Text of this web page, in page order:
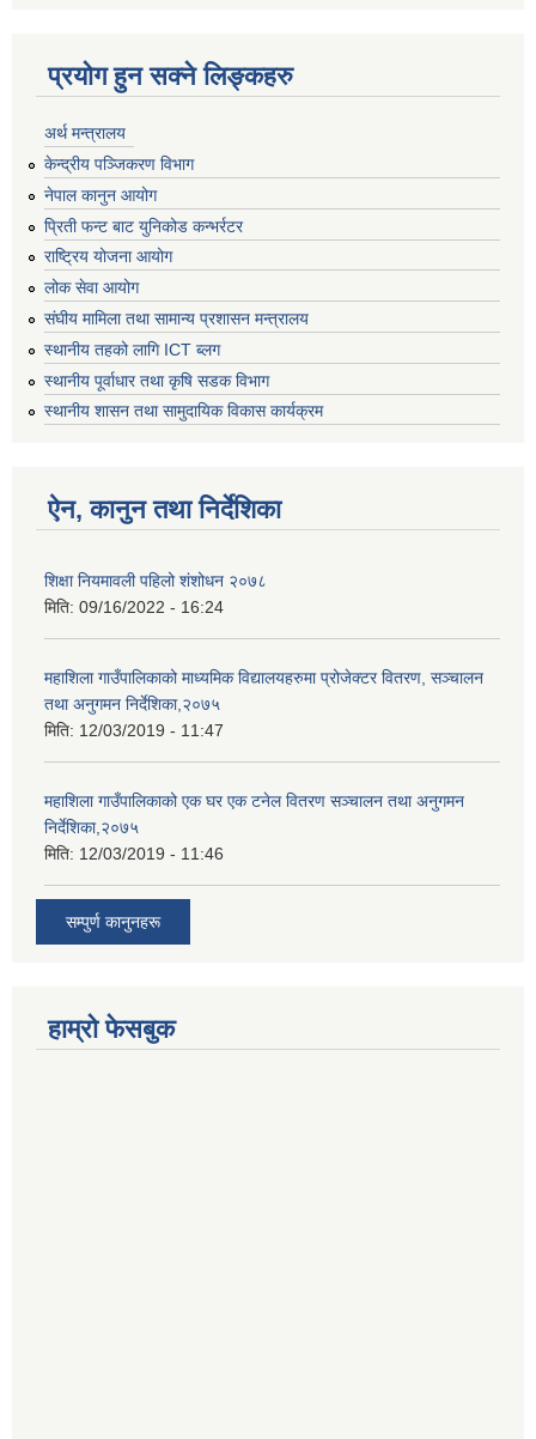
प्रयोग हुन सक्ने लिङ्कहरु
अर्थ मन्त्रालय
केन्द्रीय पञ्जिकरण विभाग
नेपाल कानुन आयोग
प्रिती फन्ट बाट युनिकोड कन्भर्रटर
राष्ट्रिय योजना आयोग
लोक सेवा आयोग
संघीय मामिला तथा सामान्य प्रशासन मन्त्रालय
स्थानीय तहको लागि ICT ब्लग
स्थानीय पूर्वाधार तथा कृषि सडक विभाग
स्थानीय शासन तथा सामुदायिक विकास कार्यक्रम
ऐन, कानुन तथा निर्देशिका
शिक्षा नियमावली पहिलो शंशोधन २०७८
मिति: 09/16/2022 - 16:24
महाशिला गाउँपालिकाको माध्यमिक विद्यालयहरुमा प्रोजेक्टर वितरण, सञ्चालन
तथा अनुगमन निर्देशिका,२०७५
मिति: 12/03/2019 - 11:47
महाशिला गाउँपालिकाको एक घर एक टनेल वितरण सञ्चालन तथा अनुगमन
निर्देशिका,२०७५
मिति: 12/03/2019 - 11:46
सम्पुर्ण कानुनहरू
हाम्रो फेसबुक